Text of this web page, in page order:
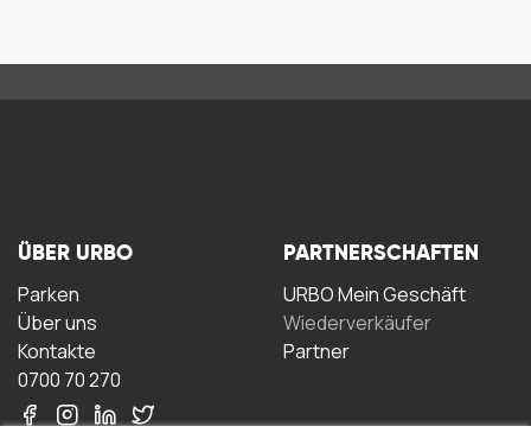
ÜBER URBO
Parken
Über uns
Kontakte
0700 70 270
PARTNERSCHAFTEN
URBO Mein Geschäft
Wiederverkäufer
Partner